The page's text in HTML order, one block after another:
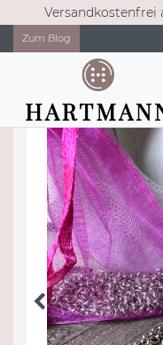
Versandkostenfrei
Zum Blog